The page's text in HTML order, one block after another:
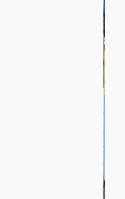
綜合新
《今日國內
要新聞摘要》
綜合新聞